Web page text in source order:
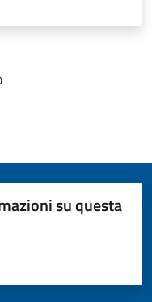
su questa